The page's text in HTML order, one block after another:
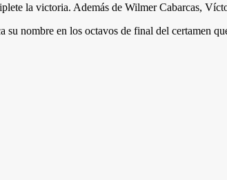
la victoria. Además de Wilmer Cabarcas,
nombre en los octavos de final del certamen